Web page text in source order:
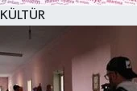
KÜLTÜR